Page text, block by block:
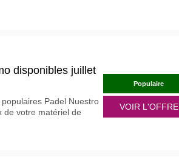
disponibles juillet
Padel Nuestro
de votre matériel de
Populaire
VOIR L'OFFRE